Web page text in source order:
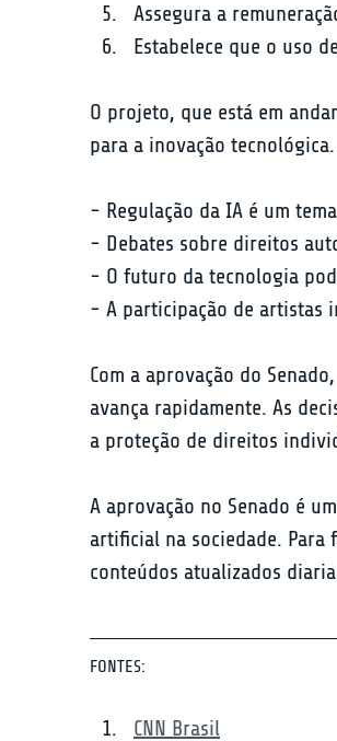
Assegura a
Estabelece que o uso
O projeto, que está em
para a inovação
- Regulação da IA é um
- Debates sobre direitos
- O futuro da tecnologia
- A participação de artistas
Com a aprovação do
avança rapidamente. As
a proteção de direitos
A aprovação no Senado é
artificial na sociedade. Para
conteúdos atualizados
FONTES:
CNN Brasil